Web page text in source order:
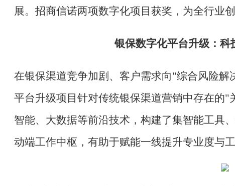
展。招商信诺两项数字化项目获奖，为全行业
银保数字化平台升级：科
在银保渠道竞争加剧、客户需求向"综合风险解
平台升级项目针对传统银保渠道营销中存在的
智能、大数据等前沿技术，构建了集智能工具
动端工作中枢，有助于赋能一线提升专业度与